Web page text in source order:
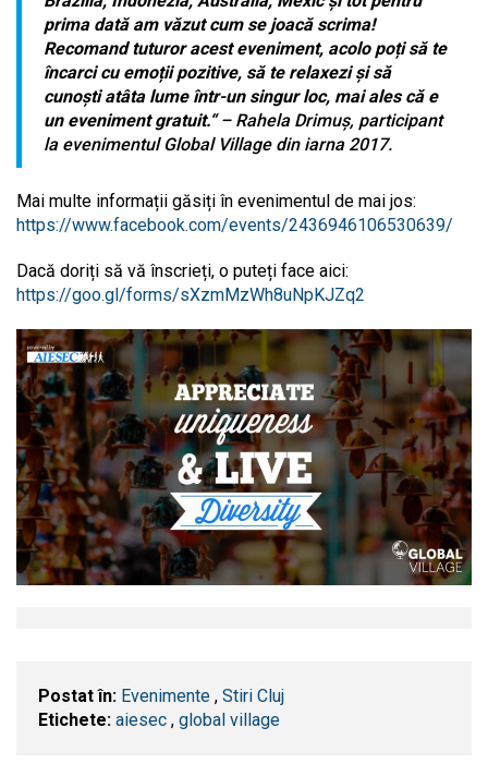
prima dată am văzut cum se joacă scrima!
Recomand tuturor acest eveniment, acolo poți să te
încarci cu emoții pozitive, să te relaxezi și să
cunoști atâta lume într-un singur loc, mai ales că e
un eveniment gratuit.“– Rahela Drimuș, participant
la evenimentul Global Village din iarna 2017.
Mai multe informații găsiți în evenimentul de mai jos:
https://www.facebook.com/events/2436946106530639/
Dacă doriți să vă înscrieți, o puteți face aici:
https://goo.gl/forms/sXzmMzWh8uNpKJZq2
Postat în: Evenimente , Stiri Cluj
Etichete: aiesec , global village